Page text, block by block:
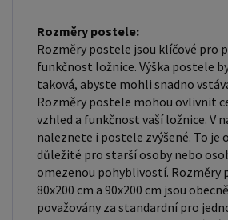
dělí podle materiálu výroby na
pěny, matrace z HR pěny,
pružinové matrace, taštičkové
matrace, lamelové matrace,
antibakteriální matrace. Matrace
měkké, středně tvrdé (H2, H3),
tvrdé (H4). Tvrdost matrace je
který ovlivňuje pohodlí a podporu,
poskytuje. Při výběru matrace je
Rozměry postele:
Rozměry postele jsou klíčové pro
funkčnost ložnice. Výška postele
taková, abyste mohli snadno
Rozměry postele mohou ovlivnit
vzhled a funkčnost vaší ložnice. V
naleznete i postele zvýšené. To je
důležité pro starší osoby nebo
omezenou pohyblivostí. Rozměry
80x200 cm a 90x200 cm jsou obecně
považovány za standardní pro